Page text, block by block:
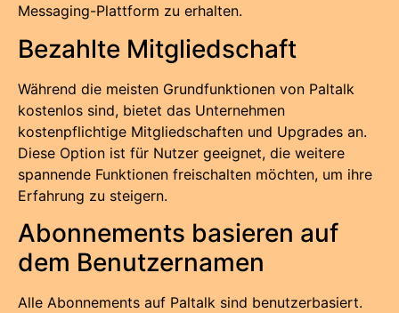
Messaging-Plattform zu erhalten.
Bezahlte Mitgliedschaft
Während die meisten Grundfunktionen von Paltalk
kostenlos sind, bietet das Unternehmen
kostenpflichtige Mitgliedschaften und Upgrades an.
Diese Option ist für Nutzer geeignet, die weitere
spannende Funktionen freischalten möchten, um ihre
Erfahrung zu steigern.
Abonnements basieren auf
dem Benutzernamen
Alle Abonnements auf Paltalk sind benutzerbasiert.